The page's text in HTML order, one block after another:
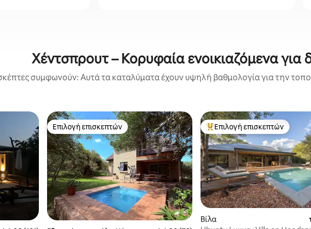
Χέντσπρουτ – Κορυφαία ενοικιαζόμενα για
συμφωνούν: Αυτά τα καταλύματα έχουν υψηλή βαθμολογία για την
Επιλογή επισκεπτών
Επιλογή επισκεπτών Κορυφαία επιλογή επισκεπτών
Επιλογή επισκεπτών
Βίλα